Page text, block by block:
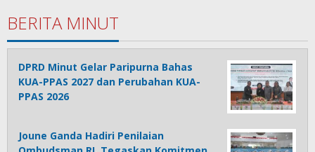
BERITA MINUT
DPRD Minut Gelar Paripurna Bahas
KUA-PPAS 2027 dan Perubahan KUA-
PPAS 2026
Joune Ganda Hadiri Penilaian